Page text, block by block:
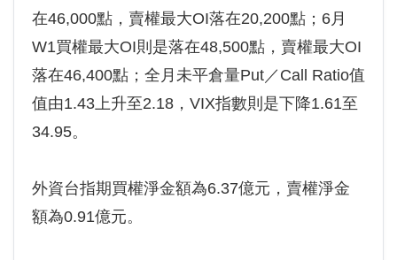
在46,000點，賣權最大OI落在20,200點；6月
W1買權最大OI則是落在48,500點，賣權最大OI
落在46,400點；全月未平倉量Put／Call Ratio值
值由1.43上升至2.18，VIX指數則是下降1.61至
34.95。
外資台指期買權淨金額為6.37億元，賣權淨金
額為0.91億元。